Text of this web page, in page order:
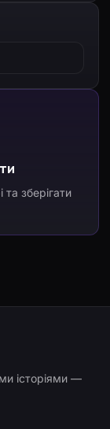
зберігати
історіями —